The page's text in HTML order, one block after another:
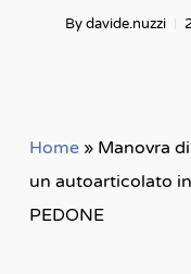
Bydavide.nuzzi
Home» Manovra
un autoarticolato
PEDONE